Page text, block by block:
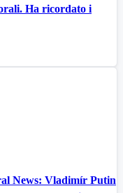
Ha ricordato i
News: Vladimír Putin